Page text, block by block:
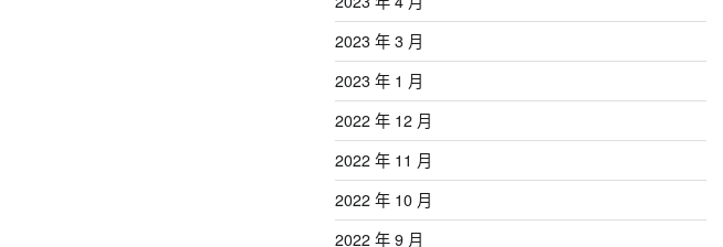
2023 年 3 月
2023 年 1 月
2022 年 12 月
2022 年 11 月
2022 年 10 月
2022 年 9 月